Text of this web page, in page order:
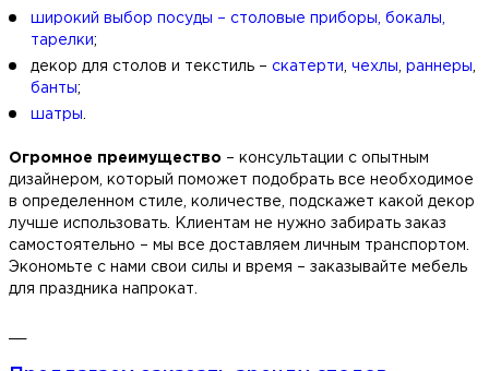
широкий выбор посуды – столовые приборы, бокалы,
тарелки;
декор для столов и текстиль – скатерти чехлы раннеры
банты;
шатры
Огромное преимущество – консультации с опытным
дизайнером, который поможет подобрать все необходимое
в определенном стиле, количестве, подскажет какой декор
лучше использовать. Клиентам не нужно забирать заказ
самостоятельно – мы все доставляем личным транспортом.
Экономьте с нами свои силы и время – заказывайте мебель
для праздника напрокат.